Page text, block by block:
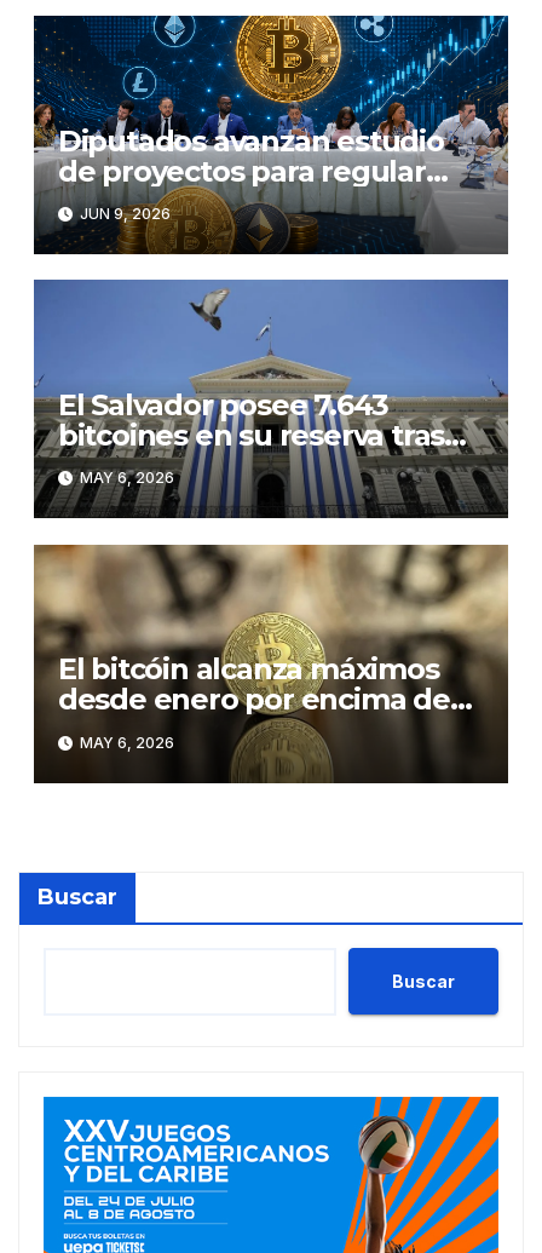
Diputados avanzan estudio
de proyectos para regular
criptomonedas
JUN 9, 2026
El Salvador posee 7.643
bitcoines en su reserva tras
comprar 1.633 monedas en
2025 y 2026
MAY 6, 2026
El bitcóin alcanza máximos
desde enero por encima de
los 81.000 dólares
MAY 6, 2026
Buscar
Buscar